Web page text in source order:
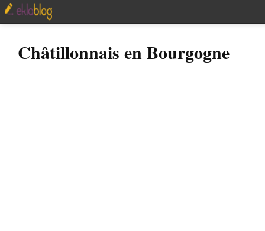
Châtillonnais en Bourgogne